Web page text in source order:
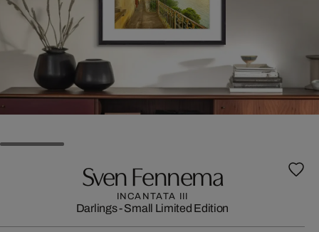
Sven Fennema
INCANTATA III
Darlings - Small Limited Edition